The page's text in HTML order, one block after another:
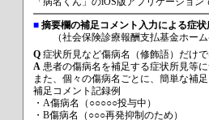
■ 摘要欄の補足コメント入力による症
（社会保険診療報酬支払基金ホー
Q 症状所見など傷病名（修飾語）だけ
A 患者の傷病名を補足する症状所見等
また、個々の傷病名ごとに、簡単な補
補足コメント記録例
・A傷病名（○○○○○投与中）
・B傷病名（○○○再発抑制のため）